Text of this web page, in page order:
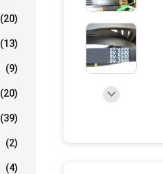
(20)
(13)
(9)
(20)
(39)
(2)
(4)